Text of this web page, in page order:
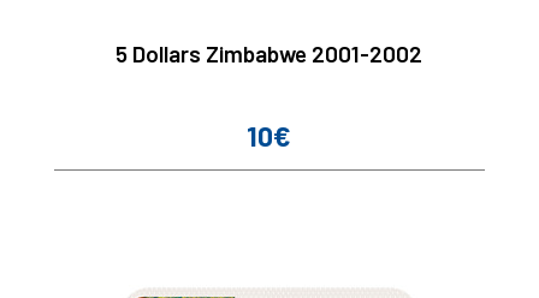
5 Dollars Zimbabwe 2001-2002
Prix
10€